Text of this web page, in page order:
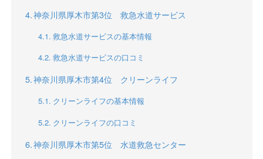
神奈川県厚木市第3位 救急水道サービス
救急水道サービスの基本情報
救急水道サービスの口コミ
神奈川県厚木市第4位 クリーンライフ
クリーンライフの基本情報
クリーンライフの口コミ
神奈川県厚木市第5位 水道救急センター